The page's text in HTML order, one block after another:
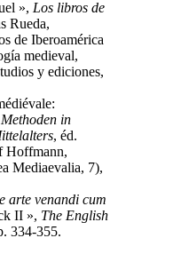
», Los libros de
Rueda,
de Iberoamérica
medieval,
y ediciones,
Methoden in
, éd.
Hoffmann,
Mediaevalia, 7),
arte venandi cum
II », The English
334-355.